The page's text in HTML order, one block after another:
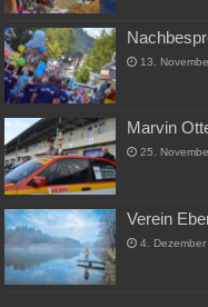
13.
Marvin
25.
Verein
4.